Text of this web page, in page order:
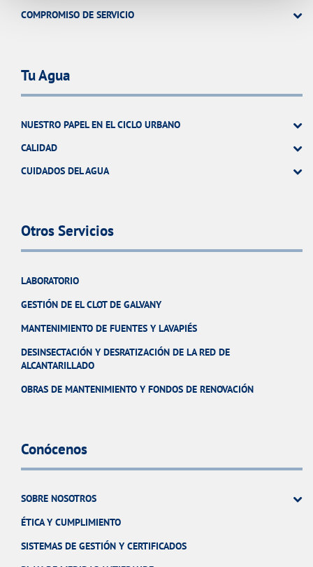
COMPROMISO DE SERVICIO
Tu Agua
NUESTRO PAPEL EN EL CICLO URBANO
CALIDAD
CUIDADOS DEL AGUA
Otros Servicios
LABORATORIO
GESTIÓN DE EL CLOT DE GALVANY
MANTENIMIENTO DE FUENTES Y LAVAPIÉS
DESINSECTACIÓN Y DESRATIZACIÓN DE LA RED DE
ALCANTARILLADO
OBRAS DE MANTENIMIENTO Y FONDOS DE RENOVACIÓN
Conócenos
SOBRE NOSOTROS
ÉTICA Y CUMPLIMIENTO
SISTEMAS DE GESTIÓN Y CERTIFICADOS